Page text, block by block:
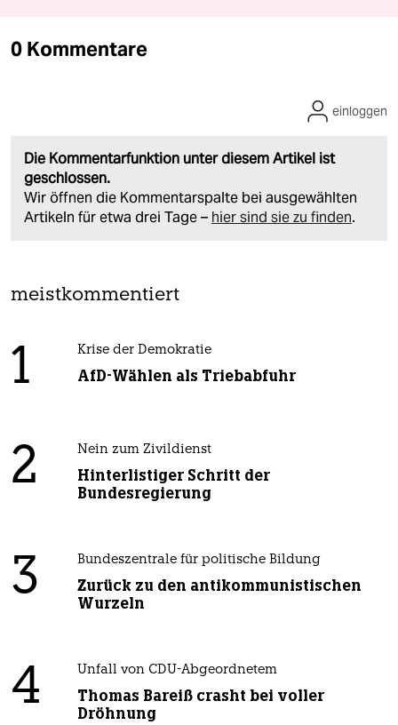
0 Kommentare
Die Kommentarfunktion unter diesem Artikel ist
geschlossen.
Wir öffnen die Kommentarspalte bei ausgewählten
Artikeln für etwa drei Tage – hier sind sie zu finden.
einloggen
meistkommentiert
1 Krise der Demokratie
AfD-Wählen als Triebabfuhr
2 Nein zum Zivildienst
Hinterlistiger Schritt der
Bundesregierung
3 Bundeszentrale für politische Bildung
Zurück zu den antikommunistischen
Wurzeln
4 Unfall von CDU-Abgeordnetem
Thomas Bareiß crasht bei voller
Dröhnung